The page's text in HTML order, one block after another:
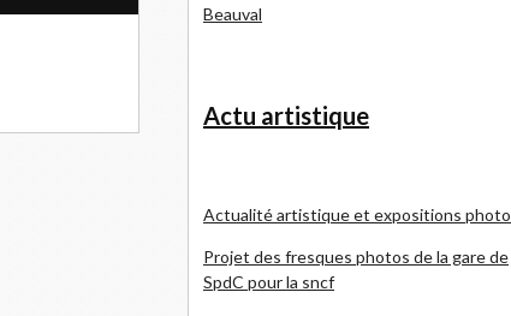
Beauval
Actu artistique
Actualité artistique et expositions photo
Projet des fresques photos de la gare de
SpdC pour la sncf